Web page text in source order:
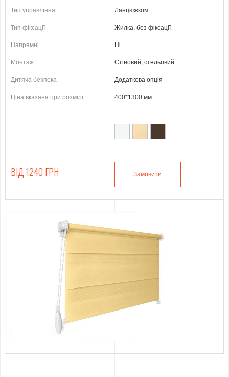
Тип управління Ланцюжком
Тип фіксації Жилка, без фіксації
Напрямні Ні
Монтаж Стіновий, стельовий
Дитяча безпека Додаткова опція
Ціна вказана при розмірі 400*1300 мм
ВІД 1240 ГРН Замовити